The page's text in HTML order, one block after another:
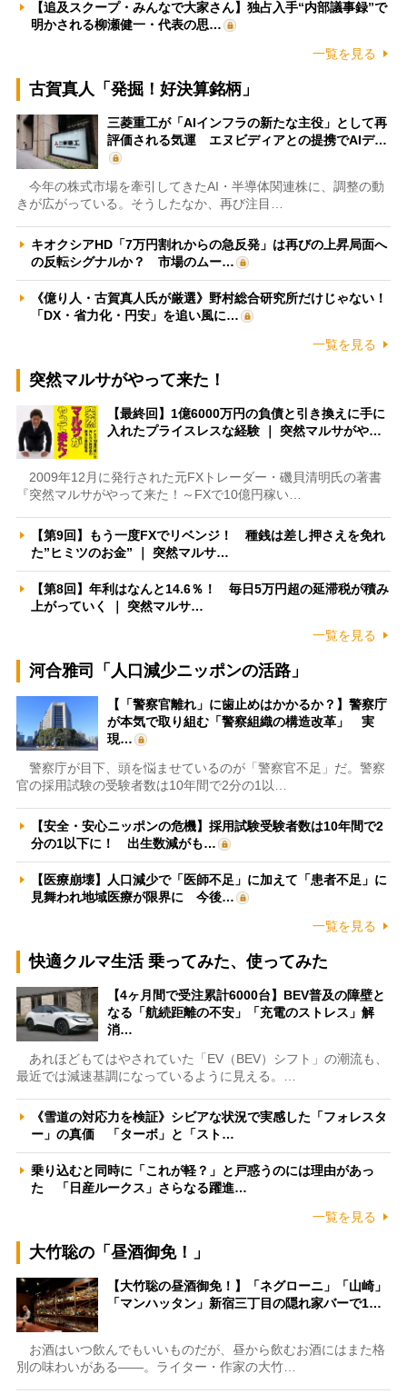
【追及スクープ・みんなで大家さん】独占入手“内部議事録”で
明かされる柳瀬健一・代表の思…
一覧を見る
古賀真人「発掘！好決算銘柄」
三菱重工が「AIインフラの新たな主役」として再
評価される気運 エヌビディアとの提携でAIデ…
今年の株式市場を牽引してきたAI・半導体関連株に、調整の動
きが広がっている。そうしたなか、再び注目…
キオクシアHD「7万円割れからの急反発」は再びの上昇局面へ
の反転シグナルか？ 市場のムー…
《億り人・古賀真人氏が厳選》野村総合研究所だけじゃない！
「DX・省力化・円安」を追い風に…
一覧を見る
突然マルサがやって来た！
【最終回】1億6000万円の負債と引き換えに手に
入れたプライスレスな経験 ｜ 突然マルサがや…
2009年12月に発行された元FXトレーダー・磯貝清明氏の著書
『突然マルサがやって来た！～FXで10億円稼い…
【第9回】もう一度FXでリベンジ！ 種銭は差し押さえを免れ
た”ヒミツのお金” ｜ 突然マルサ…
【第8回】年利はなんと14.6％！ 毎日5万円超の延滞税が積み
上がっていく ｜ 突然マルサ…
一覧を見る
河合雅司「人口減少ニッポンの活路」
【「警察官離れ」に歯止めはかかるか？】警察庁
が本気で取り組む「警察組織の構造改革」 実
現…
警察庁が目下、頭を悩ませているのが「警察官不足」だ。警察
官の採用試験の受験者数は10年間で2分の1以…
【安全・安心ニッポンの危機】採用試験受験者数は10年間で2
分の1以下に！ 出生数減がも…
【医療崩壊】人口減少で「医師不足」に加えて「患者不足」に
見舞われ地域医療が限界に 今後…
一覧を見る
快適クルマ生活 乗ってみた、使ってみた
【4ヶ月間で受注累計6000台】BEV普及の障壁と
なる「航続距離の不安」「充電のストレス」解
消…
あれほどもてはやされていた「EV（BEV）シフト」の潮流も、
最近では減速基調になっているように見える。…
《雪道の対応力を検証》シビアな状況で実感した「フォレスタ
ー」の真価 「ターボ」と「スト…
乗り込むと同時に「これが軽？」と戸惑うのには理由があっ
た 「日産ルークス」さらなる躍進…
一覧を見る
大竹聡の「昼酒御免！」
【大竹聡の昼酒御免！】「ネグローニ」「山崎」
「マンハッタン」新宿三丁目の隠れ家バーで1…
お酒はいつ飲んでもいいものだが、昼から飲むお酒にはまた格
別の味わいがある――。ライター・作家の大竹…